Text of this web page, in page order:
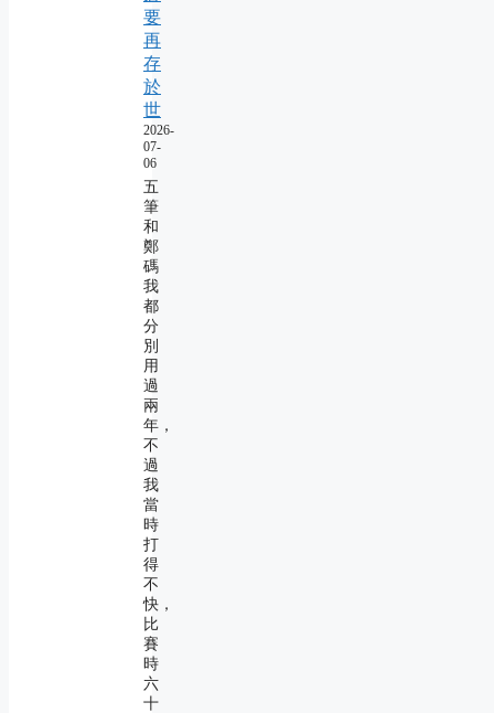
要
再
存
於
世
2026-
07-
06
五
筆
和
鄭
碼
我
都
分
別
用
過
兩
年，
不
過
我
當
時
打
得
不
快，
比
賽
時
六
十